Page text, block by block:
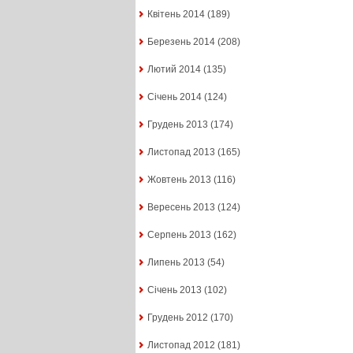
Квітень 2014(189)
Березень 2014(208)
Лютий 2014(135)
Січень 2014(124)
Грудень 2013 (174)
Листопад 2013 (165)
Жовтень 2013 (116)
Вересень 2013 (124)
Серпень 2013 (162)
Липень 2013 (54)
Січень 2013 (102)
Грудень 2012 (170)
Листопад 2012 (181)